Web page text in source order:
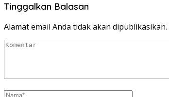
Tinggalkan Balasan
Alamat email Anda tidak akan dipublikasikan.